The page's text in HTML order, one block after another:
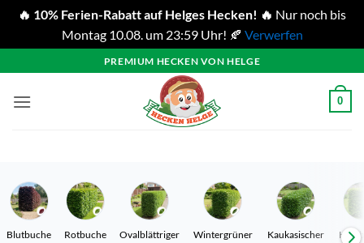
🔥 10% Ferien-Rabatt auf Helges Hecken! 🔥 Nur noch bis
Montag 10.08. um 23:59 Uhr! 🍂 Verwerfen
Inhalt
springen
PREMIUM HECKEN VON HELGE
0
Blutbuche Rotbuche
Ovalblättriger
Wintergrüner
Kaukasischer